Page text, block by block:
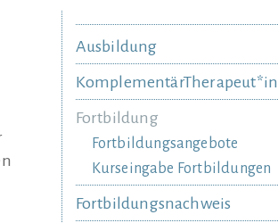
Ausbildung
KomplementärTherapeut*in
Fortbildung
Fortbildungsangebote
Kurseingabe Fortbildungen
Fortbildungsnachweis